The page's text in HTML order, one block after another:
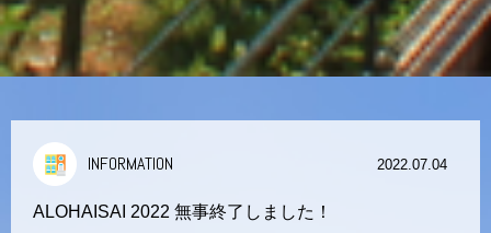
INFORMATION 2022.07.04
ALOHAISAI 2022 無事終了しました！